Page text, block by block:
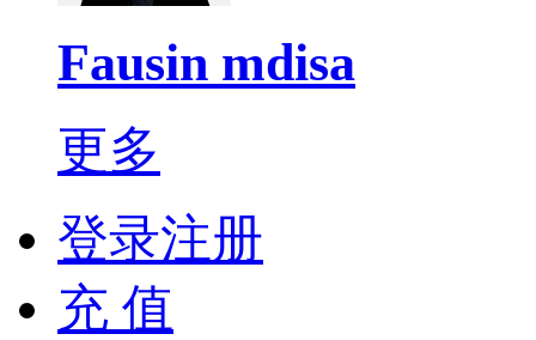
Fausin mdisa
更多
登录注册
充 值